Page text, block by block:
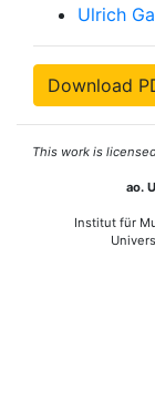
Ulrich
Download
This work is
ao.
Institut für